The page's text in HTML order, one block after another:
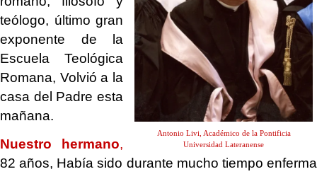
Antonio Livi, Académico de la Pontificia
Universidad Lateranense
teólogo, último gran
exponente de la
Escuela Teológica
Romana, Volvió a la
casa del Padre esta
mañana.
Nuestro hermano,
82 años, Había sido durante mucho tiempo enferma